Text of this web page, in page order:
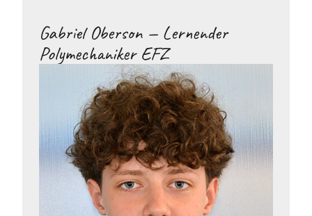
Gabriel Oberson — Lernender
Polymechaniker EFZ